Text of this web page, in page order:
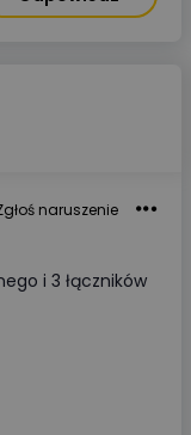
naruszenie
i 3 łączników